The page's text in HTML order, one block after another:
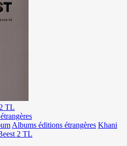
TL
Albums éditions étrangères Khani
2 TL